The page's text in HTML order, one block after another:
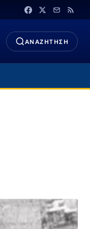
ΑΝΑΖΗΤΗΣΗ